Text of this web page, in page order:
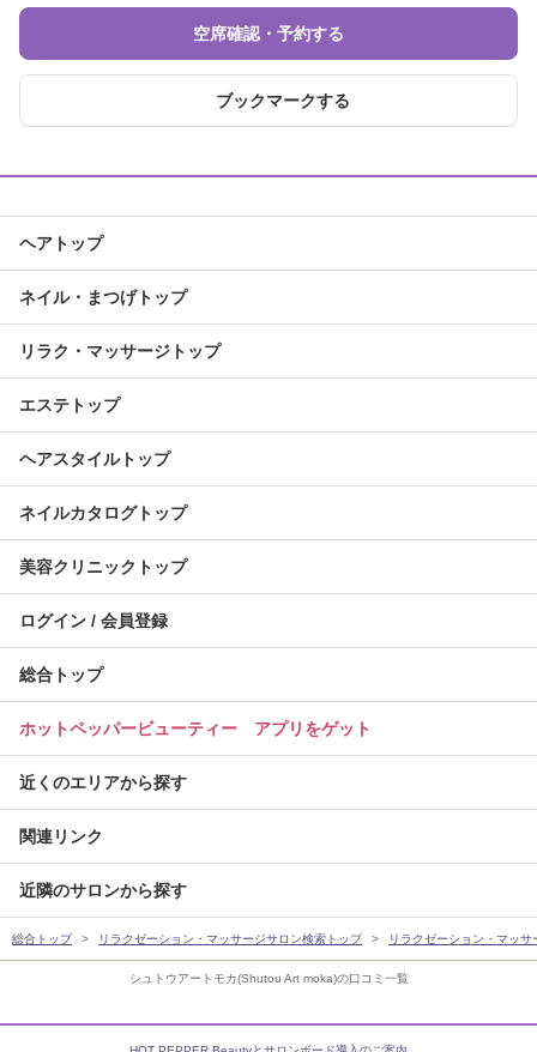
シュトウアートモカ(Shutou Art moka)の口コミ一覧
空席確認・予約する
ブックマークする
ヘアトップ
ネイル・まつげトップ
リラク・マッサージトップ
エステトップ
ヘアスタイルトップ
ネイルカタログトップ
美容クリニックトップ
ログイン / 会員登録
総合トップ
ホットペッパービューティー アプリをゲット
近くのエリアから探す
関連リンク
近隣のサロンから探す
総合トップ リラクゼーション・マッサージサロン検索トップ リラクゼーション・マッ